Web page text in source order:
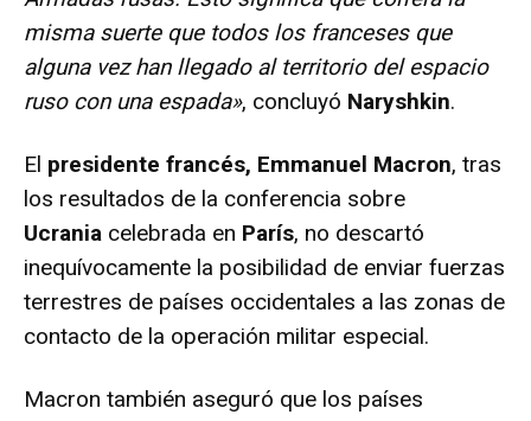
misma suerte que todos los franceses que
alguna vez han llegado al territorio del espacio
ruso con una espada», concluyó Naryshkin.
El presidente francés, Emmanuel Macron, tras
los resultados de la conferencia sobre
Ucrania celebrada en París, no descartó
inequívocamente la posibilidad de enviar fuerzas
terrestres de países occidentales a las zonas de
contacto de la operación militar especial.
Macron también aseguró que los países